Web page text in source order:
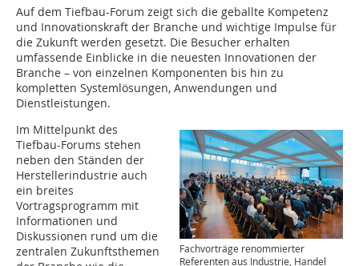
Auf dem Tiefbau-Forum zeigt sich die geballte Kompetenz
und Innovationskraft der Branche und wichtige Impulse für
die Zukunft werden gesetzt. Die Besucher erhalten
umfassende Einblicke in die neuesten Innovationen der
Branche – von einzelnen Komponenten bis hin zu
kompletten Systemlösungen, Anwendungen und
Dienstleistungen.
Fachvorträge renommierter
Referenten aus Industrie, Handel
Im Mittelpunkt des
Tiefbau-Forums stehen
neben den Ständen der
Herstellerindustrie auch
ein breites
Vortragsprogramm mit
Informationen und
Diskussionen rund um die
zentralen Zukunftsthemen